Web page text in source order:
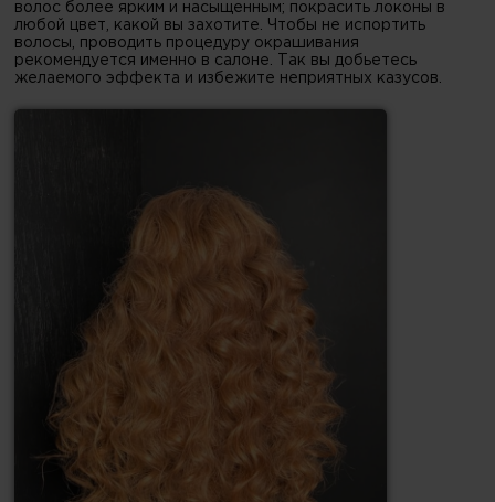
волос более ярким и насыщенным; покрасить локоны в
любой цвет, какой вы захотите. Чтобы не испортить
волосы, проводить процедуру окрашивания
рекомендуется именно в салоне. Так вы добьетесь
желаемого эффекта и избежите неприятных казусов.